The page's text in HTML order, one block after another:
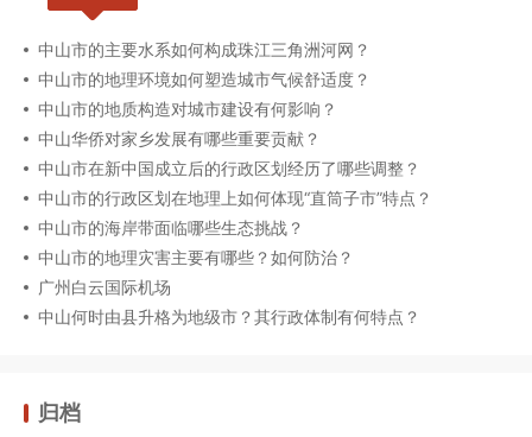
中山市的主要水系如何构成珠江三角洲河网？
中山市的地理环境如何塑造城市气候舒适度？
中山市的地质构造对城市建设有何影响？
中山华侨对家乡发展有哪些重要贡献？
中山市在新中国成立后的行政区划经历了哪些调整？
中山市的行政区划在地理上如何体现“直筒子市”特点？
中山市的海岸带面临哪些生态挑战？
中山市的地理灾害主要有哪些？如何防治？
广州白云国际机场
中山何时由县升格为地级市？其行政体制有何特点？
归档